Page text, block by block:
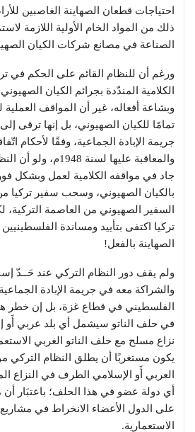
احتياجات قطعان الصهاينة الغاصبين
ذلك من المواد الخام الأولية اللازمة
الصناعة في مصانع شركات الكيان
ورغم أن للنظام القائم على الحكم في
الكلامية المندّدة بجرائم الكيان
وبشاعة أفعاله، غير أن المواقف
تمامًا للكيان الصهيوني، بل إنها ترقى
جريمة الإبادة الجماعية، وفقًا لأحكام
والمعاقبة عليها لسنة
جاد في مواقفه الكلامية لعمل وبشكل
بالكيان الصهيوني، وسحب سفير تركيا
السفير الصهيوني من العاصمة التركية،
تركيا اكتفى بتأييد ومساندة الفلسطينيين
الصهاينة بالفعل!
ولم يقف دور النظام التركي عند حَــدّ
والشراكة معه في جريمة الإبادة
الفلسطيني في قطاع غزة، بل إن خطر
في حلف الناتو سيشمل أي بلد عربي أَو
نزاع مسلح مع حلف الناتو الغربي
يكون مستغربًا أن يطلق النظام التركي
العربي أَو الإسلامي الطرف في النزاع
أي دولة عضو في هذا الحلف؛ باعتبَار
على الدول الأعضاء الانخراط في
الاستعمارية.